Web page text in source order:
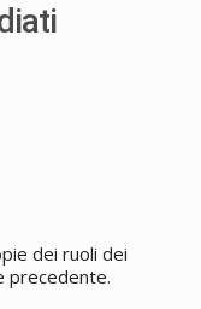
dei ruoli dei
precedente.